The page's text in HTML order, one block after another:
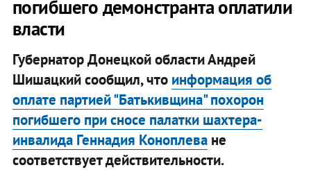
погибшего демонстранта оплатили
власти
Губернатор Донецкой области Андрей
Шишацкий сообщил, что информация об
оплате партией "Батькивщина" похорон
погибшего при сносе палатки шахтера-
инвалида Геннадия Коноплеване
соответствует действительности.